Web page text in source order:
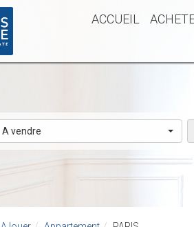
ACCUEIL
A vendre